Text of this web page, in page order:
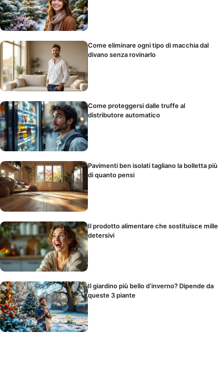
Come eliminare ogni tipo di macchia dal
divano senza rovinarlo
Come proteggersi dalle truffe al
distributore automatico
Pavimenti ben isolati tagliano la bolletta più
di quanto pensi
Il prodotto alimentare che sostituisce mille
detersivi
Il giardino più bello d’inverno? Dipende da
queste 3 piante